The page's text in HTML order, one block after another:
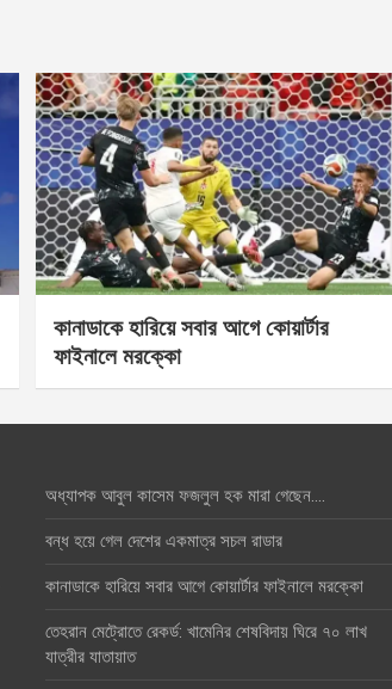
কানাডাকে হারিয়ে সবার আগে কোয়ার্টার
ফাইনালে মরক্কো
অধ্যাপক আবুল কাসেম ফজলুল হক মারা গেছেন….
বন্ধ হয়ে গেল দেশের একমাত্র সচল রাডার
কানাডাকে হারিয়ে সবার আগে কোয়ার্টার ফাইনালে মরক্কো
তেহরান মেট্রোতে রেকর্ড: খামেনির শেষবিদায় ঘিরে ৭০ লাখ
যাত্রীর যাতায়াত